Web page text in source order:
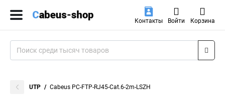
Контакты Войти Корзина
UTP Cabeus PC-FTP-RJ45-Cat.6-2m-LSZH